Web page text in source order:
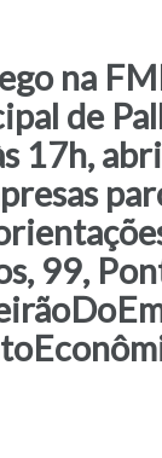
na
de
17h,
99,